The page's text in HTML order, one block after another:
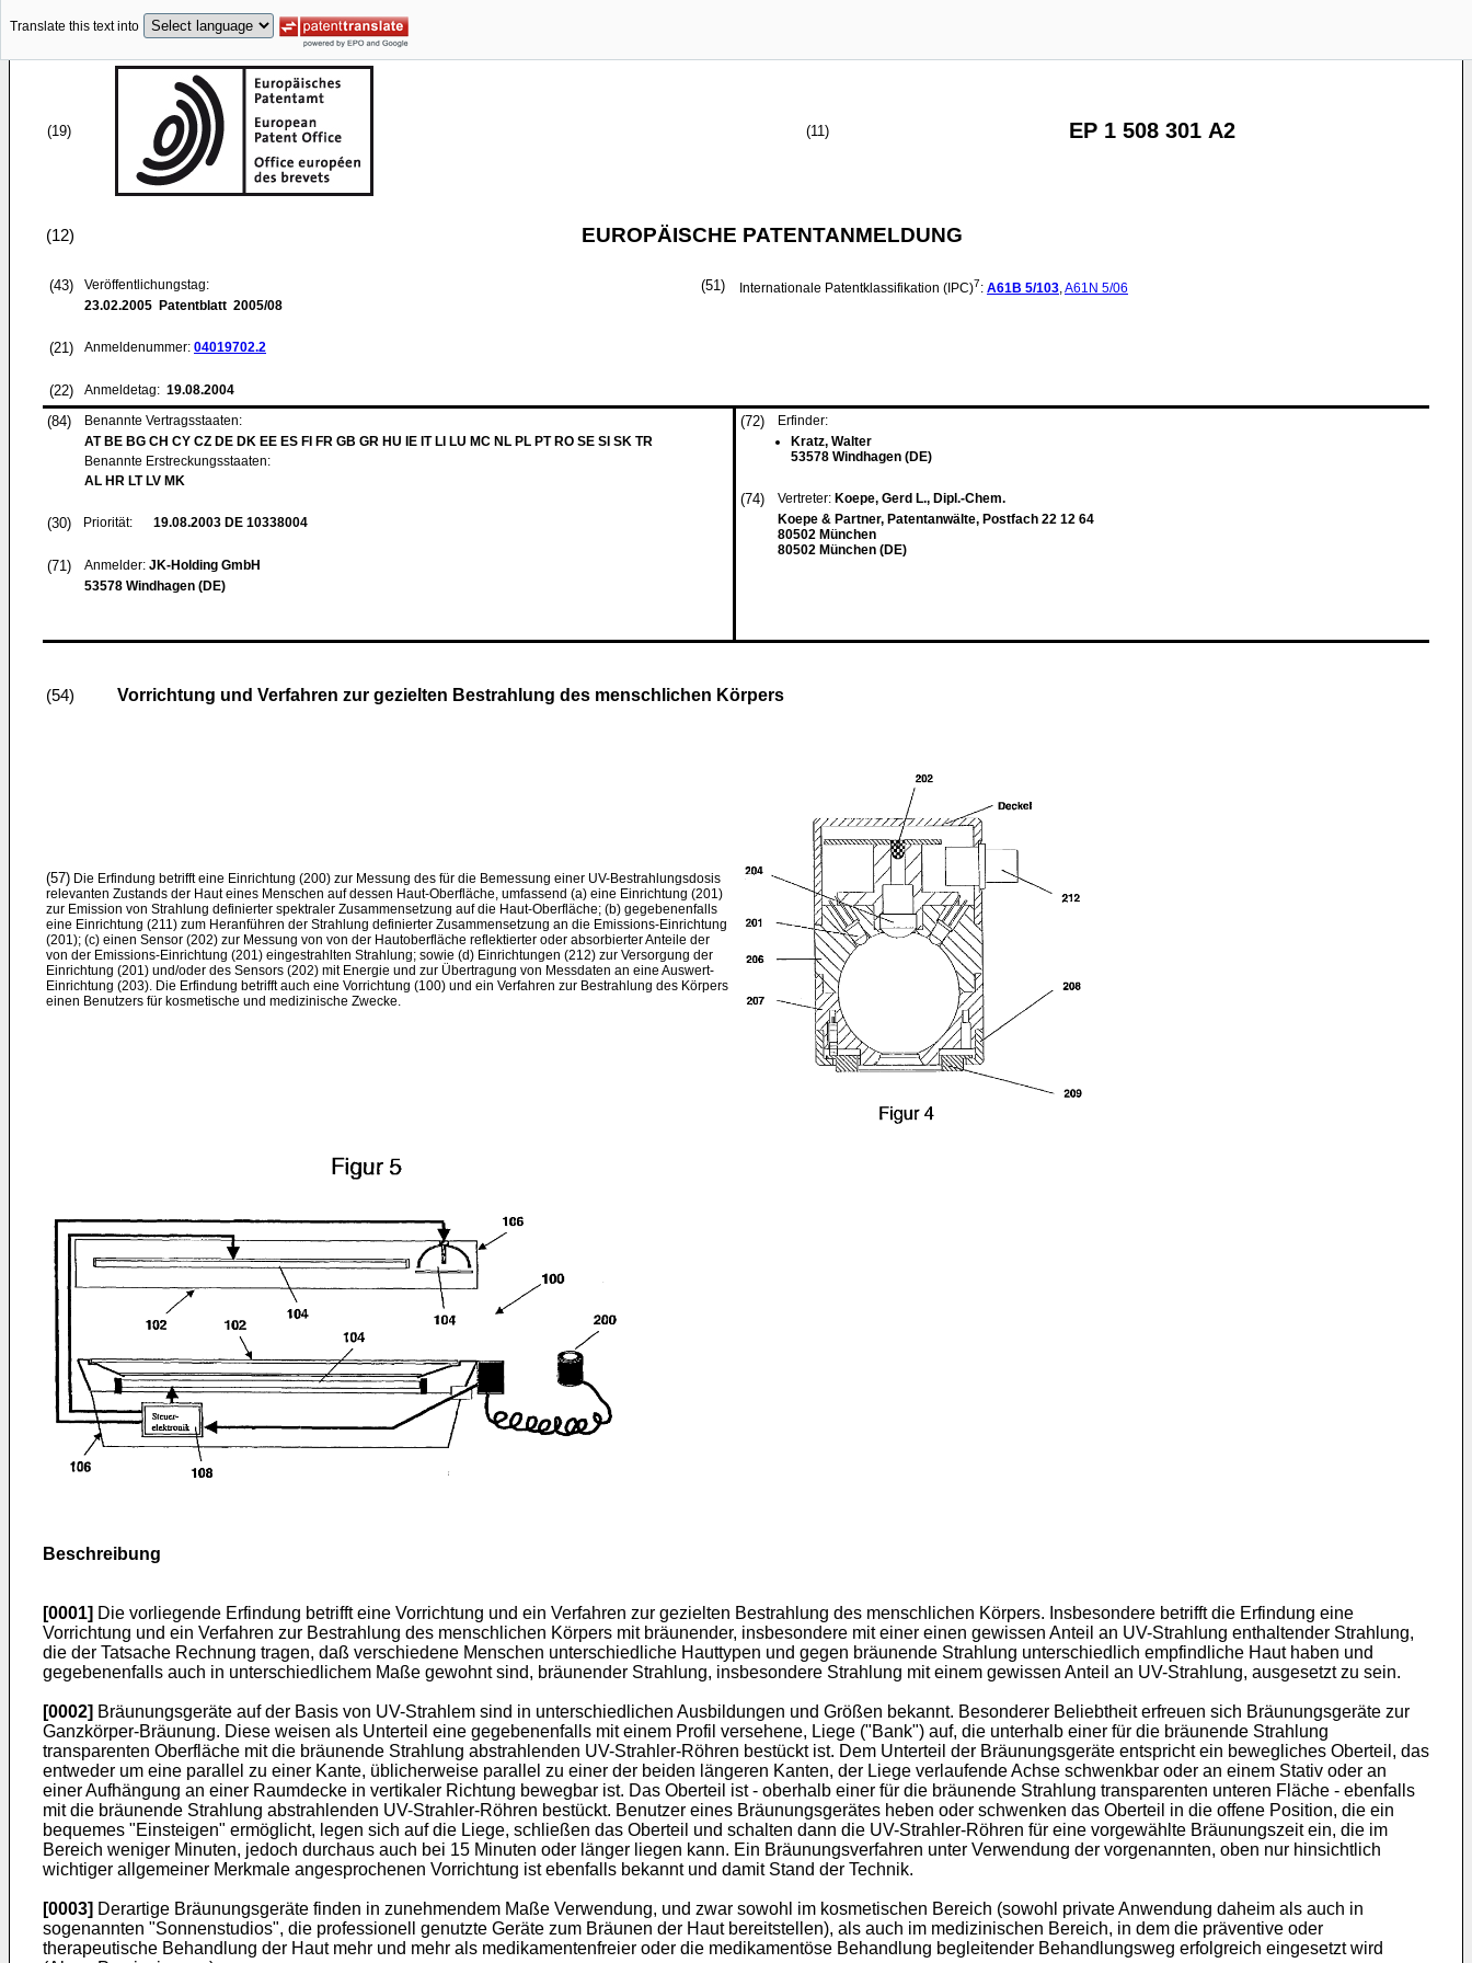
Translate this text into
(19) (11) EP 1 508 301 A2
(12) EUROPÄISCHE PATENTANMELDUNG
(43)
Veröffentlichungstag:
23.02.2005 Patentblatt 2005/08
(21) Anmeldenummer: 04019702.2
(22) Anmeldetag: 19.08.2004
(51) Internationale Patentklassifikation (IPC)7: A61B 5/103,A61N 5/06
(84)
Benannte Vertragsstaaten:
AT BE BG CH CY CZ DE DK EE ES FI FR GB GR HU IE IT LI LU MC NL PL PT RO SE SI SK TR
Benannte Erstreckungsstaaten:
AL HR LT LV MK
(30) Priorität: 19.08.2003 DE 10338004
(71) Anmelder: JK-Holding GmbH
53578 Windhagen (DE)
(72)
Erfinder:
Kratz, Walter
53578 Windhagen (DE)
(74) Vertreter: Koepe, Gerd L., Dipl.-Chem.
Koepe & Partner, Patentanwälte, Postfach 22 12 64
80502 München
80502 München (DE)
(54) Vorrichtung und Verfahren zur gezielten Bestrahlung des menschlichen Körpers
(57) Die Erfindung betrifft eine Einrichtung (200) zur Messung des für die Bemessung einer UV-Bestrahlungsdosis
relevanten Zustands der Haut eines Menschen auf dessen Haut-Oberfläche, umfassend (a) eine Einrichtung (201)
zur Emission von Strahlung definierter spektraler Zusammensetzung auf die Haut-Oberfläche; (b) gegebenenfalls
eine Einrichtung (211) zum Heranführen der Strahlung definierter Zusammensetzung an die Emissions-Einrichtung
(201); (c) einen Sensor (202) zur Messung von von der Hautoberfläche reflektierter oder absorbierter Anteile der
von der Emissions-Einrichtung (201) eingestrahlten Strahlung; sowie (d) Einrichtungen (212) zur Versorgung der
Einrichtung (201) und/oder des Sensors (202) mit Energie und zur Übertragung von Messdaten an eine Auswert-
Einrichtung (203). Die Erfindung betrifft auch eine Vorrichtung (100) und ein Verfahren zur Bestrahlung des Körpers
einen Benutzers für kosmetische und medizinische Zwecke.
Beschreibung
[0001] Die vorliegende Erfindung betrifft eine Vorrichtung und ein Verfahren zur gezielten Bestrahlung des menschlichen Körpers. Insbesondere betrifft die Erfindung eine
Vorrichtung und ein Verfahren zur Bestrahlung des menschlichen Körpers mit bräunender, insbesondere mit einer einen gewissen Anteil an UV-Strahlung enthaltender Strahlung,
die der Tatsache Rechnung tragen, daß verschiedene Menschen unterschiedliche Hauttypen und gegen bräunende Strahlung unterschiedlich empfindliche Haut haben und
gegebenenfalls auch in unterschiedlichem Maße gewohnt sind, bräunender Strahlung, insbesondere Strahlung mit einem gewissen Anteil an UV-Strahlung, ausgesetzt zu sein.
[0002] Bräunungsgeräte auf der Basis von UV-Strahlem sind in unterschiedlichen Ausbildungen und Größen bekannt. Besonderer Beliebtheit erfreuen sich Bräunungsgeräte zur
Ganzkörper-Bräunung. Diese weisen als Unterteil eine gegebenenfalls mit einem Profil versehene, Liege ("Bank") auf, die unterhalb einer für die bräunende Strahlung
transparenten Oberfläche mit die bräunende Strahlung abstrahlenden UV-Strahler-Röhren bestückt ist. Dem Unterteil der Bräunungsgeräte entspricht ein bewegliches Oberteil, das
entweder um eine parallel zu einer Kante, üblicherweise parallel zu einer der beiden längeren Kanten, der Liege verlaufende Achse schwenkbar oder an einem Stativ oder an
einer Aufhängung an einer Raumdecke in vertikaler Richtung bewegbar ist. Das Oberteil ist - oberhalb einer für die bräunende Strahlung transparenten unteren Fläche - ebenfalls
mit die bräunende Strahlung abstrahlenden UV-Strahler-Röhren bestückt. Benutzer eines Bräunungsgerätes heben oder schwenken das Oberteil in die offene Position, die ein
bequemes "Einsteigen" ermöglicht, legen sich auf die Liege, schließen das Oberteil und schalten dann die UV-Strahler-Röhren für eine vorgewählte Bräunungszeit ein, die im
Bereich weniger Minuten, jedoch durchaus auch bei 15 Minuten oder länger liegen kann. Ein Bräunungsverfahren unter Verwendung der vorgenannten, oben nur hinsichtlich
wichtiger allgemeiner Merkmale angesprochenen Vorrichtung ist ebenfalls bekannt und damit Stand der Technik.
[0003] Derartige Bräunungsgeräte finden in zunehmendem Maße Verwendung, und zwar sowohl im kosmetischen Bereich (sowohl private Anwendung daheim als auch in
sogenannten "Sonnenstudios", die professionell genutzte Geräte zum Bräunen der Haut bereitstellen), als auch im medizinischen Bereich, in dem die präventive oder
therapeutische Behandlung der Haut mehr und mehr als medikamentenfreier oder die medikamentöse Behandlung begleitender Behandlungsweg erfolgreich eingesetzt wird